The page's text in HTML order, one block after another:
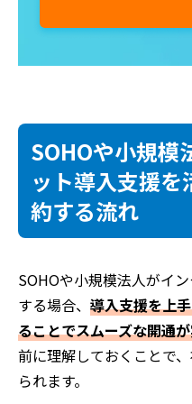
SOHOや小規模
ット導入支援を
約する流れ
SOHOや小規模法人がイ
する場合、 導入支援を上
ることでスムーズな開通
前に理解しておくことで
られます。